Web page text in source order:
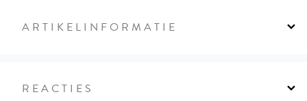
ARTIKELINFORMATIE
REACTIES